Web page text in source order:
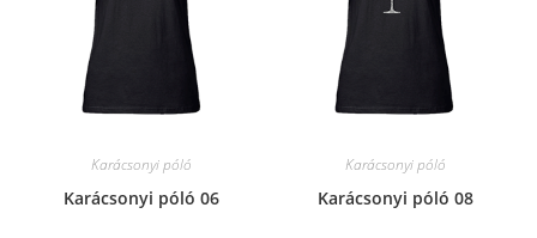
Karácsonyi póló
Karácsonyi póló 06
Karácsonyi póló
Karácsonyi póló 08